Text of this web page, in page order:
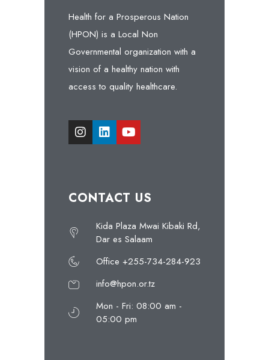
Health for a Prosperous Nation
(HPON) is a Local Non
Governmental organization with a
vision of a healthy nation with
access to quality healthcare.
CONTACT US
Kida Plaza Mwai Kibaki Rd,
Dar es Salaam
Office +255-734-284-923
info@hpon.or.tz
Mon - Fri: 08:00 am -
05:00 pm